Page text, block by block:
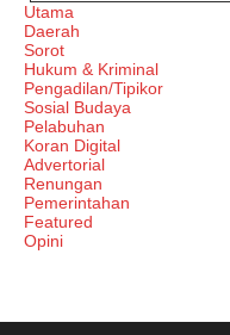
Utama
Daerah
Sorot
Hukum & Kriminal
Pengadilan/Tipikor
Sosial Budaya
Pelabuhan
Koran Digital
Advertorial
Renungan
Pemerintahan
Featured
Opini